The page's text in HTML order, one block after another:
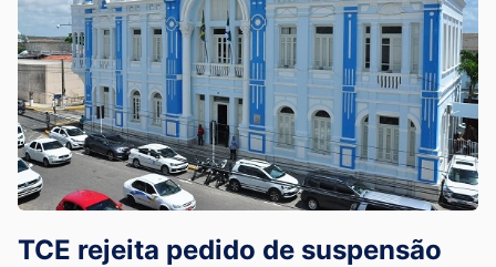
TCE rejeita pedido de suspensão